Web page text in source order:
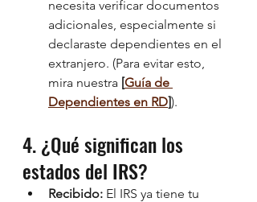
necesita verificar documentos
adicionales, especialmente si
declaraste dependientes en el
extranjero. (Para evitar esto,
mira nuestra [Guía de
Dependientes en RD]).
4. ¿Qué significan los
estados del IRS?
Recibido: El IRS ya tiene tu